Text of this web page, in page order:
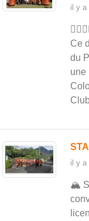
il y a
Ce
du
une
il y a
🏔️